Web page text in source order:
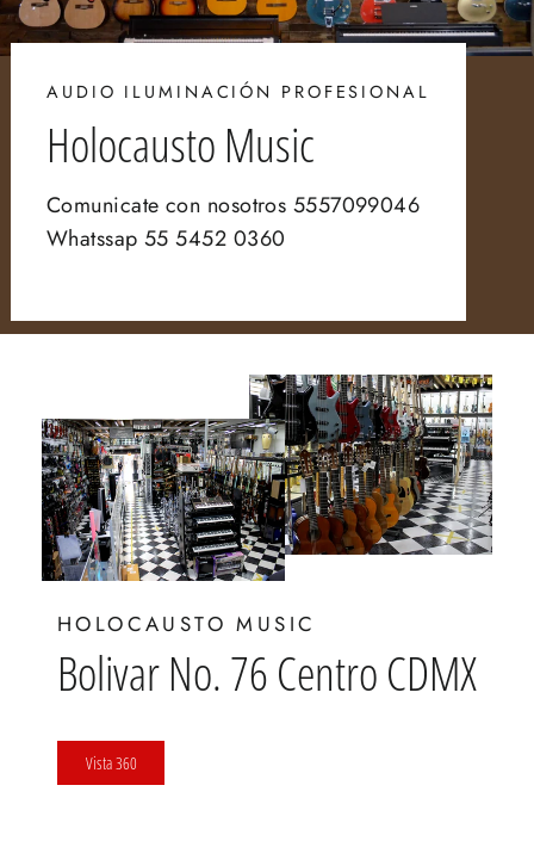
AUDIO ILUMINACIÓN PROFESIONAL
Holocausto Music
Comunicate con nosotros 5557099046
Whatssap 55 5452 0360
HOLOCAUSTO MUSIC
Bolivar No. 76 Centro CDMX
Vista 360